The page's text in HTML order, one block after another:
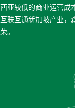
西亚较低的商业运营成
互联互通新加坡产业，
荣。